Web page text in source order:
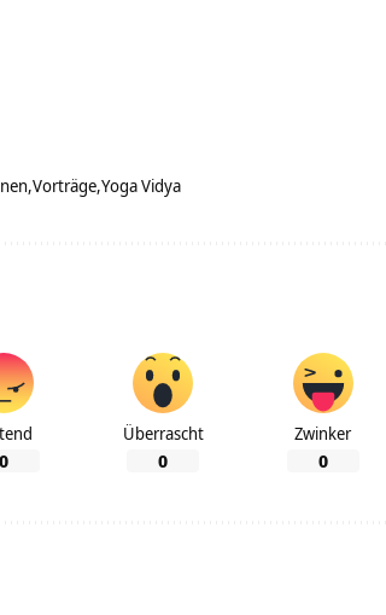
Vorträge Yoga Vidya
0
Überrascht
0
Zwinker
0